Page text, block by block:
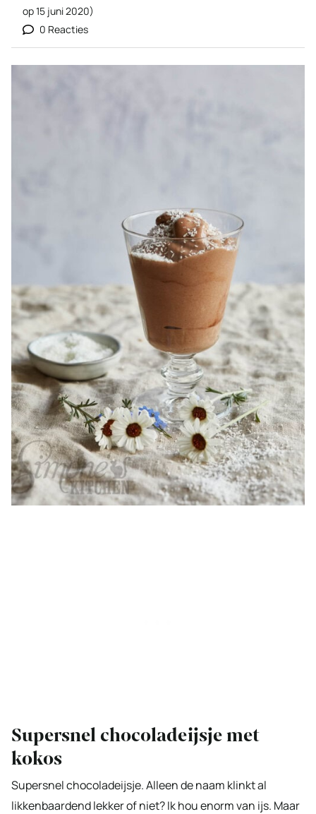
op15 juni 2020)
0 Reacties
Supersnel chocoladeijsje met
kokos
Supersnel chocoladeijsje. Alleen de naam klinkt al
likkenbaardend lekker of niet? Ik hou enorm van ijs. Maar